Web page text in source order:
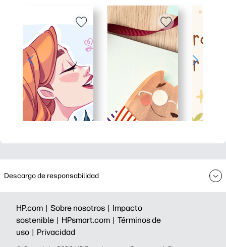
Descargo de responsabilidad
HP.com | Sobre nosotros | Impacto
sostenible | HPsmart.com | Términos de
uso | Privacidad